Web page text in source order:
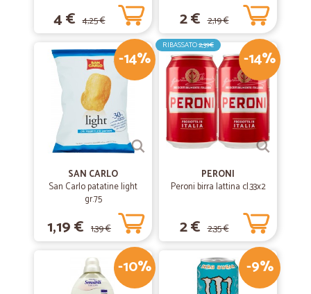
4 € 4,25 € 2 € 2,19 €
-14%
SAN CARLO
San Carlo patatine light
gr.75
1,19 € 1,39 €
-14%
RIBASSATO2,39€
PERONI
Peroni birra lattina cl.33x2
2 € 2,35 €
-10% -9%